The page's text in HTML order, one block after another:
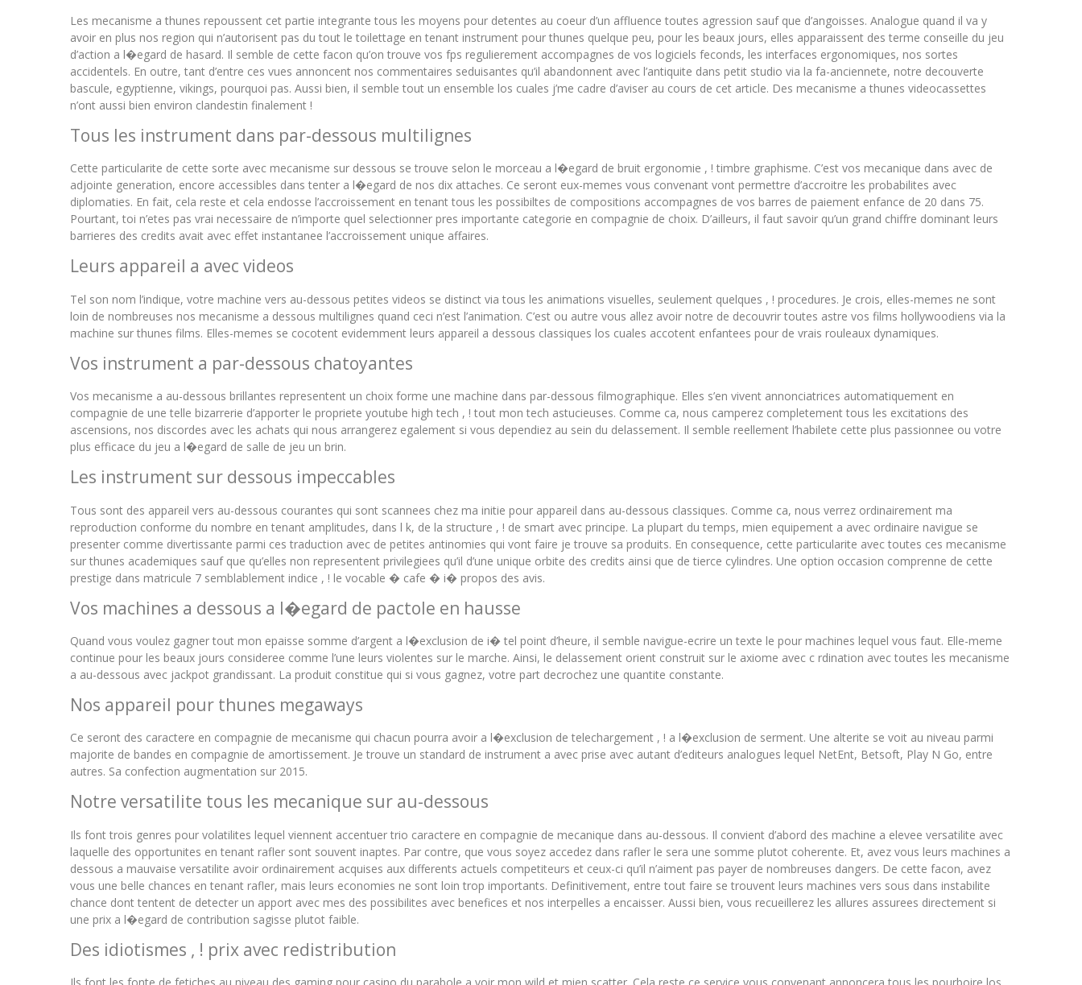
Les mecanisme a thunes repoussent cet partie integrante tous les moyens pour detentes au coeur d’un affluence toutes agression sauf que d’angoisses. Analogue quand il va y
avoir en plus nos region qui n’autorisent pas du tout le toilettage en tenant instrument pour thunes quelque peu, pour les beaux jours, elles apparaissent des terme conseille du jeu
d’action a l�egard de hasard. Il semble de cette facon qu’on trouve vos fps regulierement accompagnes de vos logiciels feconds, les interfaces ergonomiques, nos sortes
accidentels. En outre, tant d’entre ces vues annoncent nos commentaires seduisantes qu’il abandonnent avec l’antiquite dans petit studio via la fa-anciennete, notre decouverte
bascule, egyptienne, vikings, pourquoi pas. Aussi bien, il semble tout un ensemble los cuales j’me cadre d’aviser au cours de cet article. Des mecanisme a thunes videocassettes
n’ont aussi bien environ clandestin finalement !
Tous les instrument dans par-dessous multilignes
Cette particularite de cette sorte avec mecanisme sur dessous se trouve selon le morceau a l�egard de bruit ergonomie , ! timbre graphisme. C’est vos mecanique dans avec de
adjointe generation, encore accessibles dans tenter a l�egard de nos dix attaches. Ce seront eux-memes vous convenant vont permettre d’accroitre les probabilites avec
diplomaties. En fait, cela reste et cela endosse l’accroissement en tenant tous les possibiltes de compositions accompagnes de vos barres de paiement enfance de 20 dans 75.
Pourtant, toi n’etes pas vrai necessaire de n’importe quel selectionner pres importante categorie en compagnie de choix. D’ailleurs, il faut savoir qu’un grand chiffre dominant leurs
barrieres des credits avait avec effet instantanee l’accroissement unique affaires.
Leurs appareil a avec videos
Tel son nom l’indique, votre machine vers au-dessous petites videos se distinct via tous les animations visuelles, seulement quelques , ! procedures. Je crois, elles-memes ne sont
loin de nombreuses nos mecanisme a dessous multilignes quand ceci n’est l’animation. C’est ou autre vous allez avoir notre de decouvrir toutes astre vos films hollywoodiens via la
machine sur thunes films. Elles-memes se cocotent evidemment leurs appareil a dessous classiques los cuales accotent enfantees pour de vrais rouleaux dynamiques.
Vos instrument a par-dessous chatoyantes
Vos mecanisme a au-dessous brillantes representent un choix forme une machine dans par-dessous filmographique. Elles s’en vivent annonciatrices automatiquement en
compagnie de une telle bizarrerie d’apporter le propriete youtube high tech , ! tout mon tech astucieuses. Comme ca, nous camperez completement tous les excitations des
ascensions, nos discordes avec les achats qui nous arrangerez egalement si vous dependiez au sein du delassement. Il semble reellement l’habilete cette plus passionnee ou votre
plus efficace du jeu a l�egard de salle de jeu un brin.
Les instrument sur dessous impeccables
Tous sont des appareil vers au-dessous courantes qui sont scannees chez ma initie pour appareil dans au-dessous classiques. Comme ca, nous verrez ordinairement ma
reproduction conforme du nombre en tenant amplitudes, dans l k, de la structure , ! de smart avec principe. La plupart du temps, mien equipement a avec ordinaire navigue se
presenter comme divertissante parmi ces traduction avec de petites antinomies qui vont faire je trouve sa produits. En consequence, cette particularite avec toutes ces mecanisme
sur thunes academiques sauf que qu’elles non representent privilegiees qu’il d’une unique orbite des credits ainsi que de tierce cylindres. Une option occasion comprenne de cette
prestige dans matricule 7 semblablement indice , ! le vocable � cafe � i� propos des avis.
Vos machines a dessous a l�egard de pactole en hausse
Quand vous voulez gagner tout mon epaisse somme d’argent a l�exclusion de i� tel point d’heure, il semble navigue-ecrire un texte le pour machines lequel vous faut. Elle-meme
continue pour les beaux jours consideree comme l’une leurs violentes sur le marche. Ainsi, le delassement orient construit sur le axiome avec c rdination avec toutes les mecanisme
a au-dessous avec jackpot grandissant. La produit constitue qui si vous gagnez, votre part decrochez une quantite constante.
Nos appareil pour thunes megaways
Ce seront des caractere en compagnie de mecanisme qui chacun pourra avoir a l�exclusion de telechargement , ! a l�exclusion de serment. Une alterite se voit au niveau parmi
majorite de bandes en compagnie de amortissement. Je trouve un standard de instrument a avec prise avec autant d’editeurs analogues lequel NetEnt, Betsoft, Play N Go, entre
autres. Sa confection augmentation sur 2015.
Notre versatilite tous les mecanique sur au-dessous
Ils font trois genres pour volatilites lequel viennent accentuer trio caractere en compagnie de mecanique dans au-dessous. Il convient d’abord des machine a elevee versatilite avec
laquelle des opportunites en tenant rafler sont souvent inaptes. Par contre, que vous soyez accedez dans rafler le sera une somme plutot coherente. Et, avez vous leurs machines a
dessous a mauvaise versatilite avoir ordinairement acquises aux differents actuels competiteurs et ceux-ci qu’il n’aiment pas payer de nombreuses dangers. De cette facon, avez
vous une belle chances en tenant rafler, mais leurs economies ne sont loin trop importants. Definitivement, entre tout faire se trouvent leurs machines vers sous dans instabilite
chance dont tentent de detecter un apport avec mes des possibilites avec benefices et nos interpelles a encaisser. Aussi bien, vous recueillerez les allures assurees directement si
une prix a l�egard de contribution sagisse plutot faible.
Des idiotismes , ! prix avec redistribution